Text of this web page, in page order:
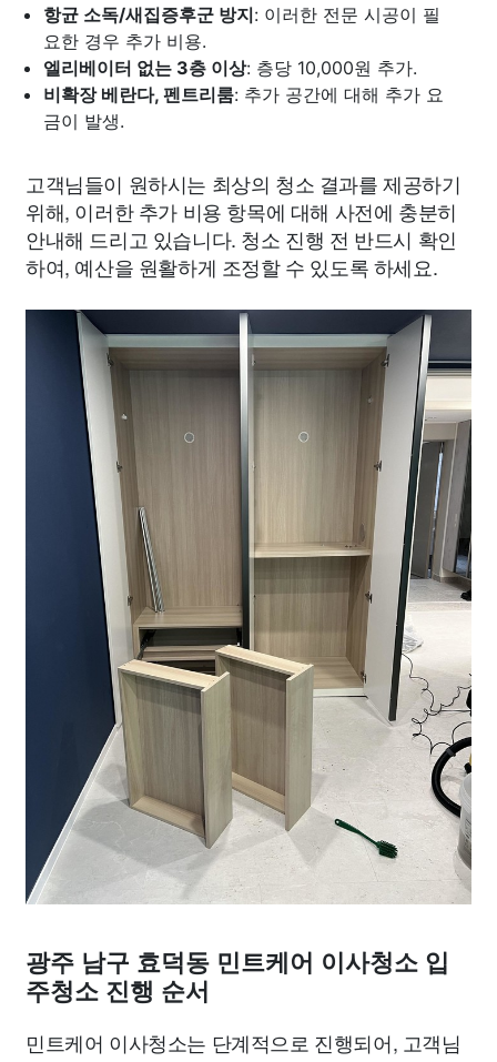
항균 소독/새집증후군 방지: 이러한 전문 시공이 필
요한 경우 추가 비용.
엘리베이터 없는 3층 이상: 층당 10,000원 추가.
비확장 베란다, 펜트리룸: 추가 공간에 대해 추가 요
금이 발생.
고객님들이 원하시는 최상의 청소 결과를 제공하기
위해, 이러한 추가 비용 항목에 대해 사전에 충분히
안내해 드리고 있습니다. 청소 진행 전 반드시 확인
하여, 예산을 원활하게 조정할 수 있도록 하세요.
광주 남구 효덕동 민트케어 이사청소 입
주청소 진행 순서
민트케어 이사청소는 단계적으로 진행되어, 고객님